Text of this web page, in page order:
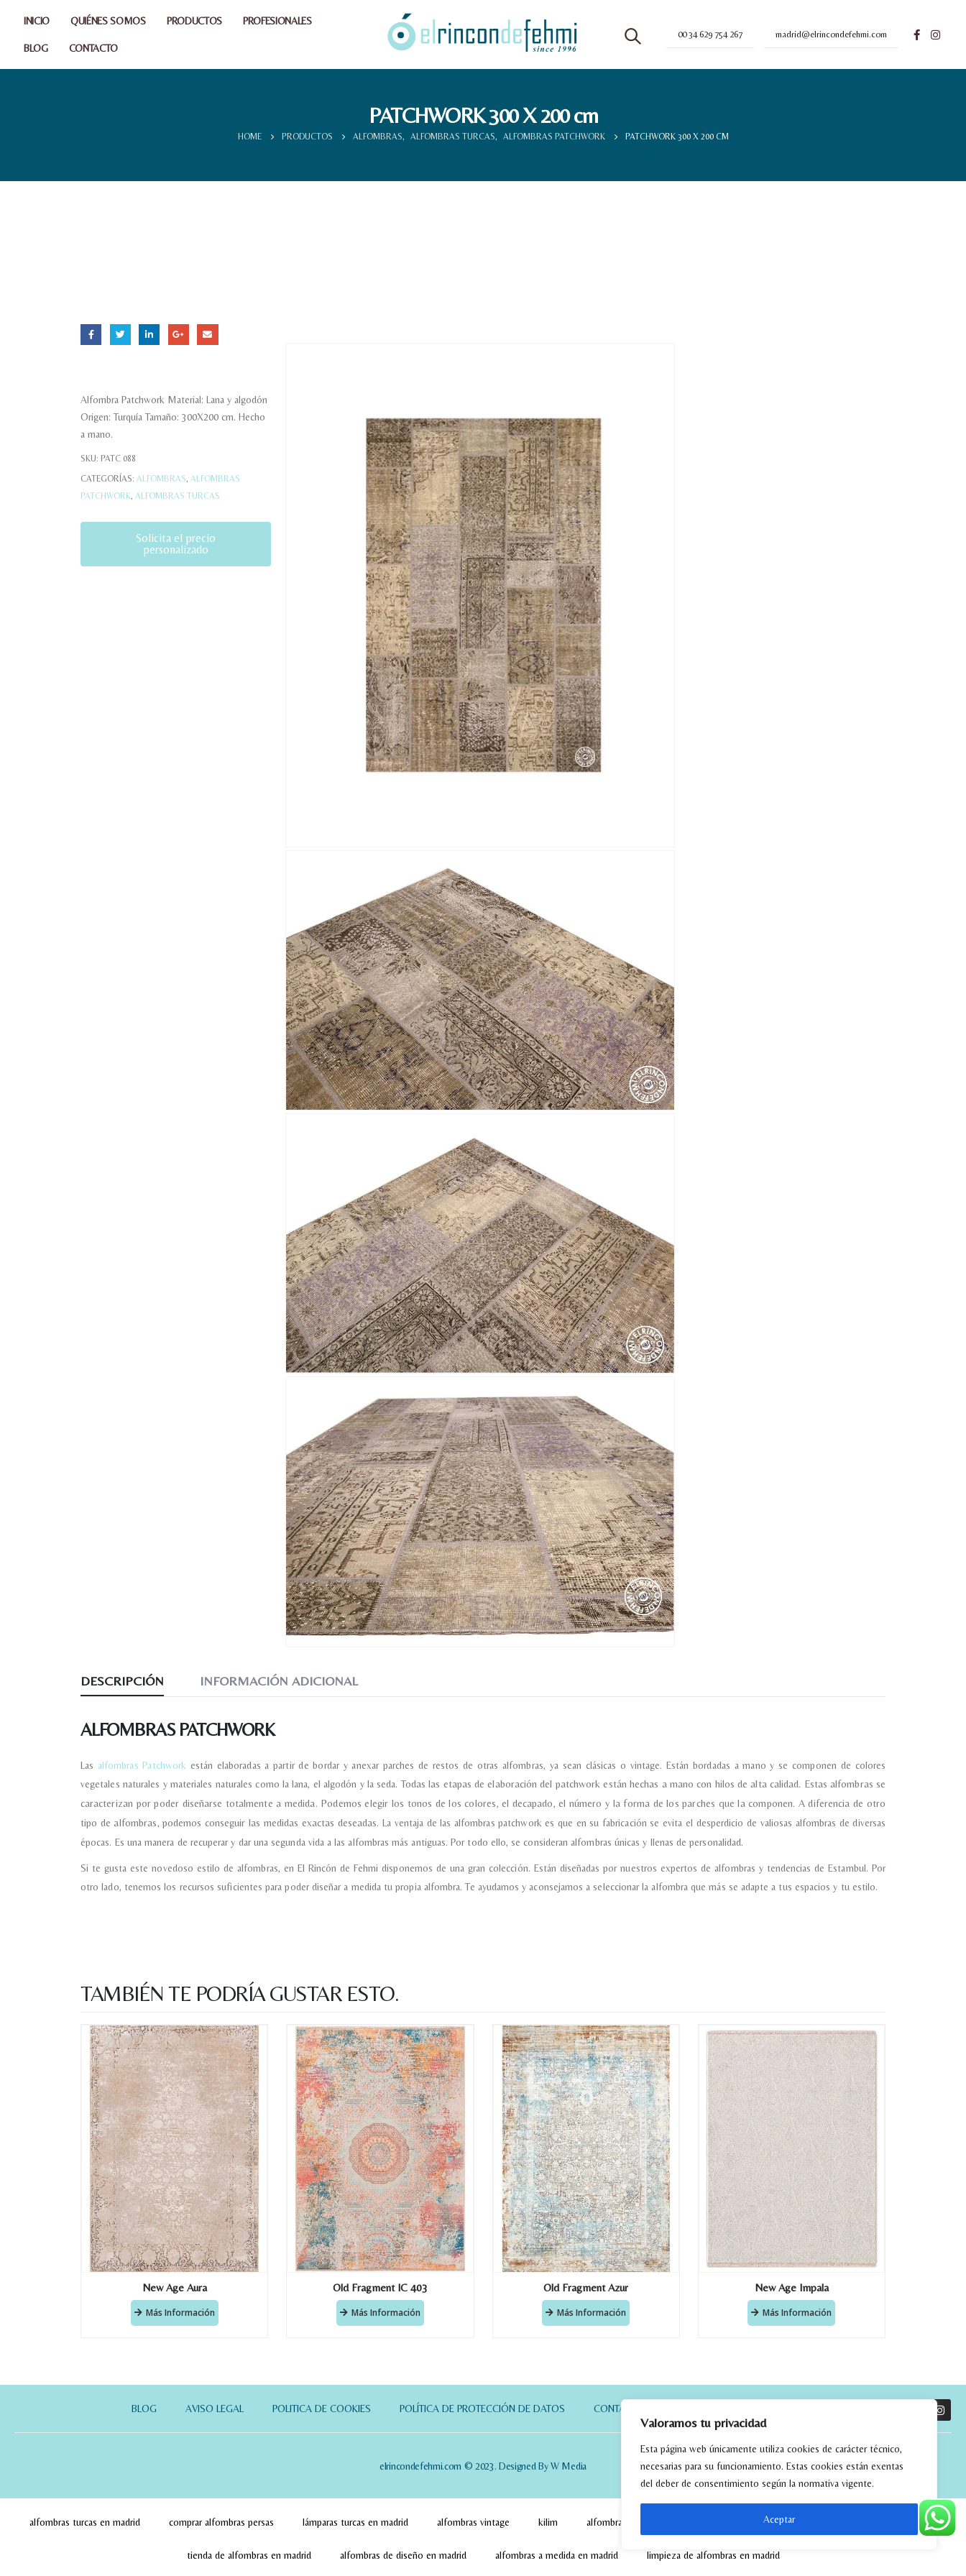
Valoramos tu privacidad
Esta página web únicamente utiliza cookies de carácter técnico,
necesarias para su funcionamiento. Estas cookies están exentas
del deber de consentimiento según la normativa vigente.
Aceptar
INICIO QUIÉNES SOMOS PRODUCTOS PROFESIONALES
BLOG CONTACTO
00 34 629 754 267 madrid@elrincondefehmi.com
PATCHWORK 300 X 200 cm
HOME PRODUCTOS ALFOMBRAS, ALFOMBRAS TURCAS, ALFOMBRAS PATCHWORK PATCHWORK 300 X 200 CM
Alfombra Patchwork Material: Lana y algodón
Origen: Turquía Tamaño: 300X200 cm. Hecho
a mano.
SKU: PATC 088
CATEGORÍAS: ALFOMBRAS, ALFOMBRAS
PATCHWORK, ALFOMBRAS TURCAS
Solicita el precio
personalizado
DESCRIPCIÓN INFORMACIÓN ADICIONAL
ALFOMBRAS PATCHWORK
Las alfombras Patchwork están elaboradas a partir de bordar y anexar parches de restos de otras alfombras, ya sean clásicas o vintage. Están bordadas a mano y se componen de colores
vegetales naturales y materiales naturales como la lana, el algodón y la seda.Todas las etapas de elaboración del patchwork están hechas a mano con hilos de alta calidad. Estas alfombras se
caracterizan por poder diseñarse totalmente a medida. Podemos elegir los tonos de los colores, el decapado, el número y la forma de los parches que la componen. A diferencia de otro
tipo de alfombras, podemos conseguir las medidas exactas deseadas. La ventaja de las alfombras patchwork es que en su fabricación se evita el desperdicio de valiosas alfombras de diversas
épocas. Es una manera de recuperar y dar una segunda vida a las alfombras más antiguas. Por todo ello, se consideran alfombras únicas y llenas de personalidad.
Si te gusta este novedoso estilo de alfombras, en El Rincón de Fehmi disponemos de una gran colección. Están diseñadas por nuestros expertos de alfombras y tendencias de Estambul. Por
otro lado, tenemos los recursos suficientes para poder diseñar a medida tu propia alfombra. Te ayudamos y aconsejamos a seleccionar la alfombra que más se adapte a tus espacios y tu estilo.
TAMBIÉN TE PODRÍA GUSTAR ESTO.
New Age Aura
Más Información
Old Fragment IC 403
Más Información
Old Fragment Azur
Más Información
New Age Impala
Más Información
BLOG AVISO LEGAL POLITICA DE COOKIES POLÍTICA DE PROTECCIÓN DE DATOS CONTACTO
elrincondefehmi.com © 2023. Designed By W Media
alfombras turcas en madrid comprar alfombras persas lámparas turcas en madrid alfombras vintage kilim alfombras patchwork alfombras kilim madrid alfombras modernas madrid
tienda de alfombras en madrid alfombras de diseño en madrid alfombras a medida en madrid limpieza de alfombras en madrid
Nombre y apellido
Teléfono Tu mensaje.
Nombre y Referencia del producto
*
Acuerdo RGPD*
que envío para que puedan responder a mi petición.
Recibir mi oferta